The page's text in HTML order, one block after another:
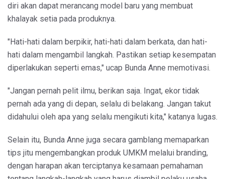
diri akan dapat merancang model baru yang membuat
khalayak setia pada produknya.
"Hati-hati dalam berpikir, hati-hati dalam berkata, dan hati-
hati dalam mengambil langkah. Pastikan setiap kesempatan
diperlakukan seperti emas," ucap Bunda Anne memotivasi.
"Jangan pernah pelit ilmu, berikan saja. Ingat, ekor tidak
pernah ada yang di depan, selalu di belakang. Jangan takut
didahului oleh apa yang selalu mengikuti kita," katanya lugas.
Selain itu, Bunda Anne juga secara gamblang memaparkan
tips jitu mengembangkan produk UMKM melalui branding,
dengan harapan akan terciptanya kesamaan pemahaman